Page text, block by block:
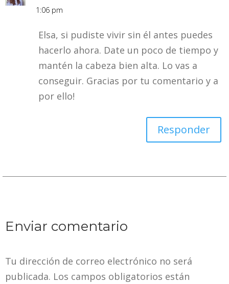
1:06 pm
Elsa, si pudiste vivir sin él antes puedes
hacerlo ahora. Date un poco de tiempo y
mantén la cabeza bien alta. Lo vas a
conseguir. Gracias por tu comentario y a
por ello!
Responder
Enviar comentario
Tu dirección de correo electrónico no será
publicada. Los campos obligatorios están